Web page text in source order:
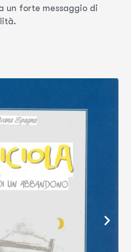
un forte messaggio di